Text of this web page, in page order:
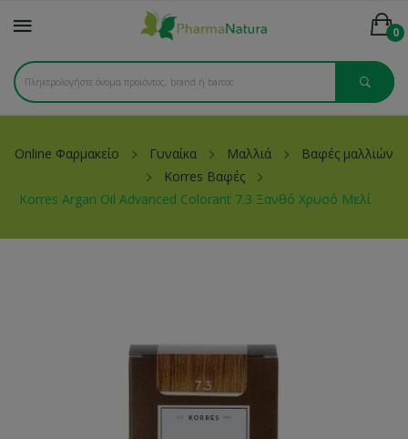
0
Online Φαρμακείο Γυναίκα Μαλλιά
Βαφές μαλλιών
Korres Βαφές
Korres Argan Oil Advanced Colorant 7.3 Ξανθό Χρυσό Μελί